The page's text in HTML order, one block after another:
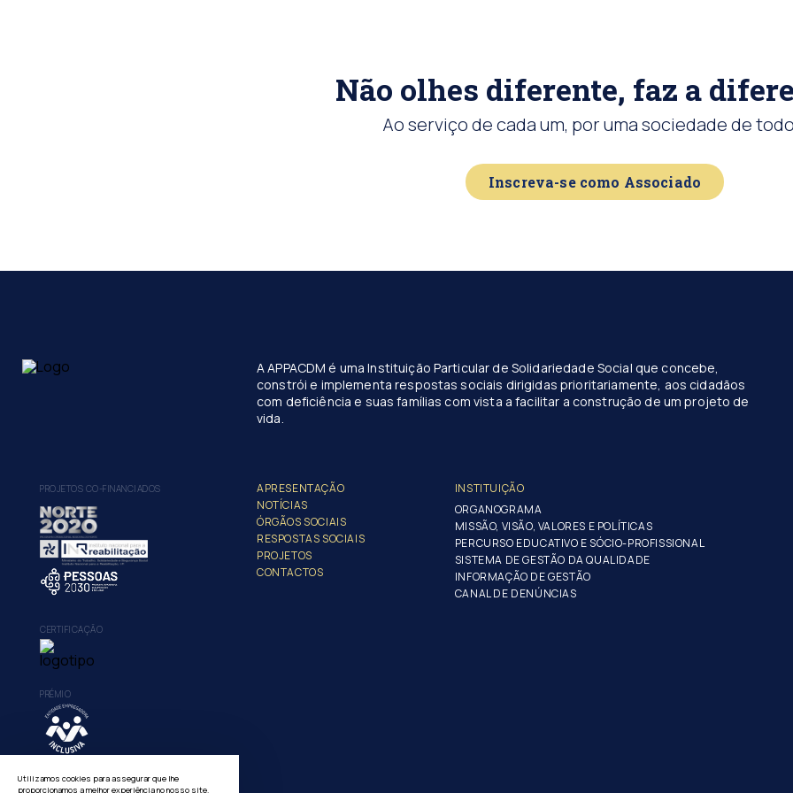
Não olhes diferente, faz a
Ao serviço de cada um, por uma sociedade de
Inscreva-se como Associado
A APPACDM é uma Instituição Particular de Solidariedade Social que concebe,
constrói e implementa respostas sociais dirigidas prioritariamente, aos cidadãos
com deficiência e suas famílias com vista a facilitar a construção de um projeto de
vida.
PROJETOS CO-FINANCIADOS
CERTIFICAÇÃO
PRÉMIO
APRESENTAÇÃO
NOTÍCIAS
ÓRGÃOS SOCIAIS
RESPOSTAS SOCIAIS
PROJETOS
CONTACTOS
INSTITUIÇÃO
ORGANOGRAMA
MISSÃO, VISÃO, VALORES E POLÍTICAS
PERCURSO EDUCATIVO E SÓCIO-PROFISSIONAL
SISTEMA DE GESTÃO DA QUALIDADE
INFORMAÇÃO DE GESTÃO
CANAL DE DENÚNCIAS
Utilizamos cookies para assegurar que lhe
proporcionamos a melhor experiência no nosso site.